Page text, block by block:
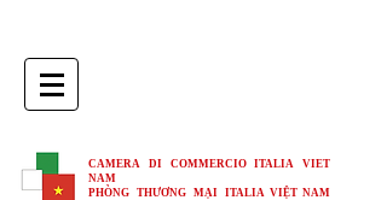
CAMERA DI COMMERCIO ITALIA VIET
NAM
PHÒNG THƯƠNG MẠI ITALIA VIỆT NAM